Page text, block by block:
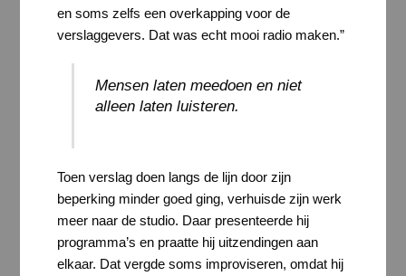
en soms zelfs een overkapping voor de
verslaggevers. Dat was echt mooi radio maken.”
Mensen laten meedoen en niet
alleen laten luisteren.
Toen verslag doen langs de lijn door zijn
beperking minder goed ging, verhuisde zijn werk
meer naar de studio. Daar presenteerde hij
programma’s en praatte hij uitzendingen aan
elkaar. Dat vergde soms improviseren, omdat hij